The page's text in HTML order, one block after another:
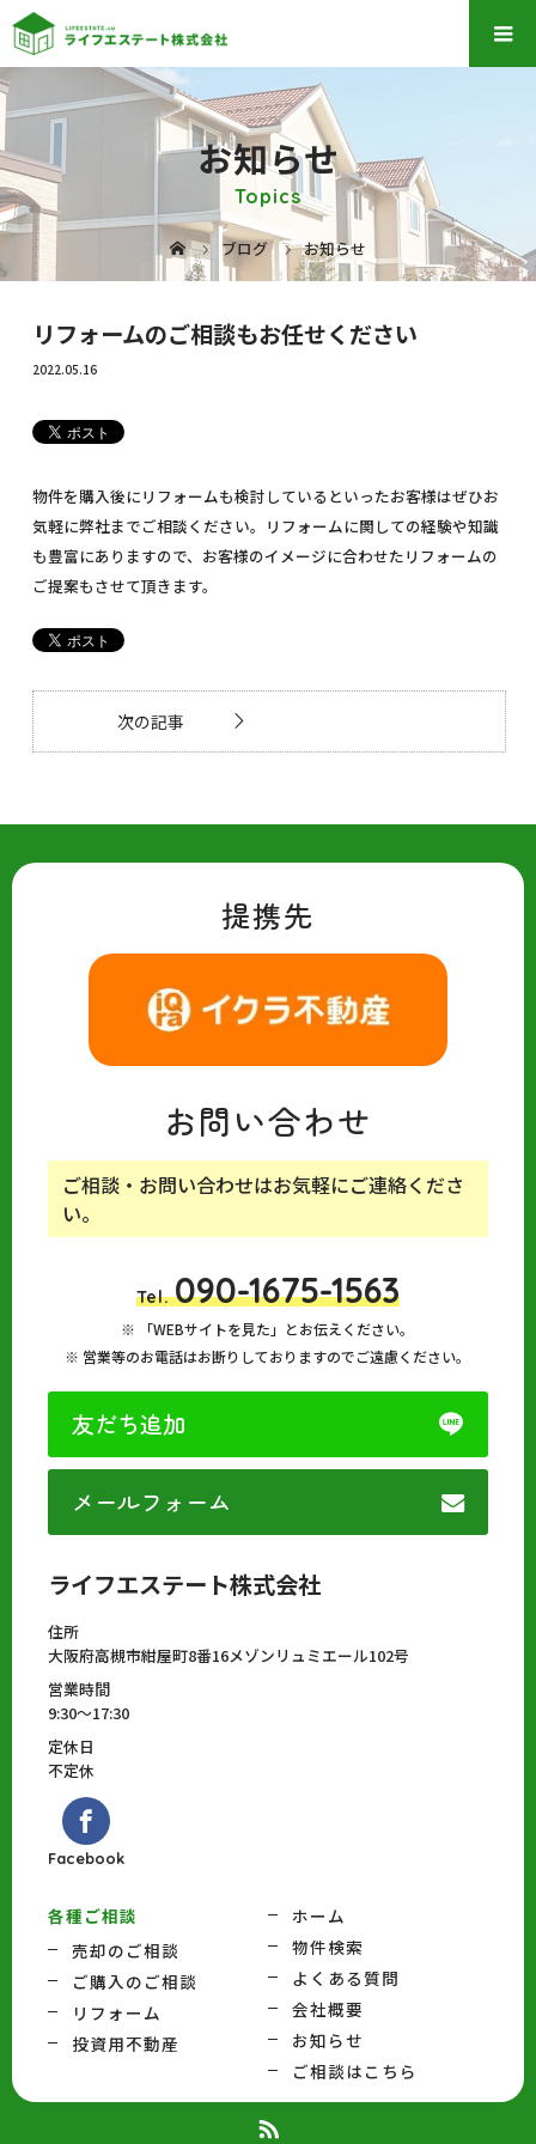
お知らせ
Topics
ブログ お知らせ
リフォームのご相談もお任せください
2022.05.16
物件を購入後にリフォームも検討しているといったお客様はぜひお
気軽に弊社までご相談ください。リフォームに関しての経験や知識
も豊富にありますので、お客様のイメージに合わせたリフォームの
ご提案もさせて頂きます。
次の記事
提携先
お問い合わせ
ご相談・お問い合わせはお気軽にご連絡くださ
い。
Tel. 090-1675-1563
「WEBサイトを見た」とお伝えください。
営業等のお電話はお断りしておりますのでご遠慮ください。
友だち追加
メールフォーム
ライフエステート株式会社
住所
大阪府高槻市紺屋町8番16メゾンリュミエール102号
営業時間
9:30～17:30
定休日
不定休
Facebook
各種ご相談
売却のご相談
ご購入のご相談
リフォーム
投資用不動産
ホーム
物件検索
よくある質問
会社概要
お知らせ
ご相談はこちら